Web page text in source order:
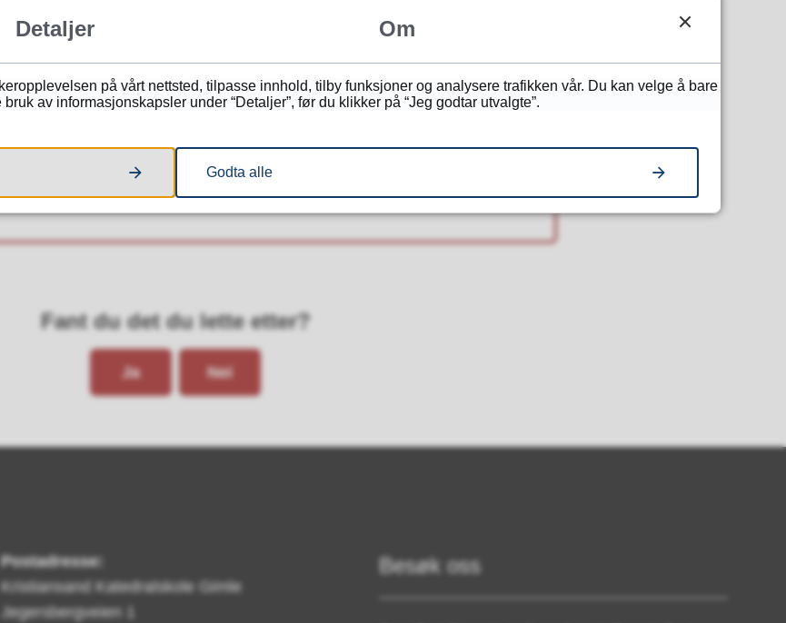
Kivle Westergren
skole
Fant du det du lette etter?
Ja Nei
Postadresse:
Kristiansand Katedralskole Gimle
Jegersbergveien 1
Besøk oss
Detaljer Om
på vårt nettsted, tilpasse innhold, tilby funksjoner og analysere trafikken vår. Du kan velge å bare
av informasjonskapsler under “Detaljer”, før du klikker på “Jeg godtar utvalgte”.
Godta alle